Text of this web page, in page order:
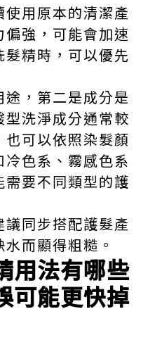
用原本的清潔產
強，可能會加速
精時，可以優先
，第二是成分是
洗淨成分通常較
可以依照染髮顏
色系、霧感色系
要不同類型的護
同步搭配護髮產
而顯得粗糙。
用法有哪些
可能更快掉